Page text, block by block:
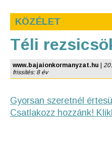
KÖZÉLET
Téli
www.bajaionkormanyzat.hu
frissítés: 8 év
Gyorsan szeretnél
Csatlakozz hozzánk!